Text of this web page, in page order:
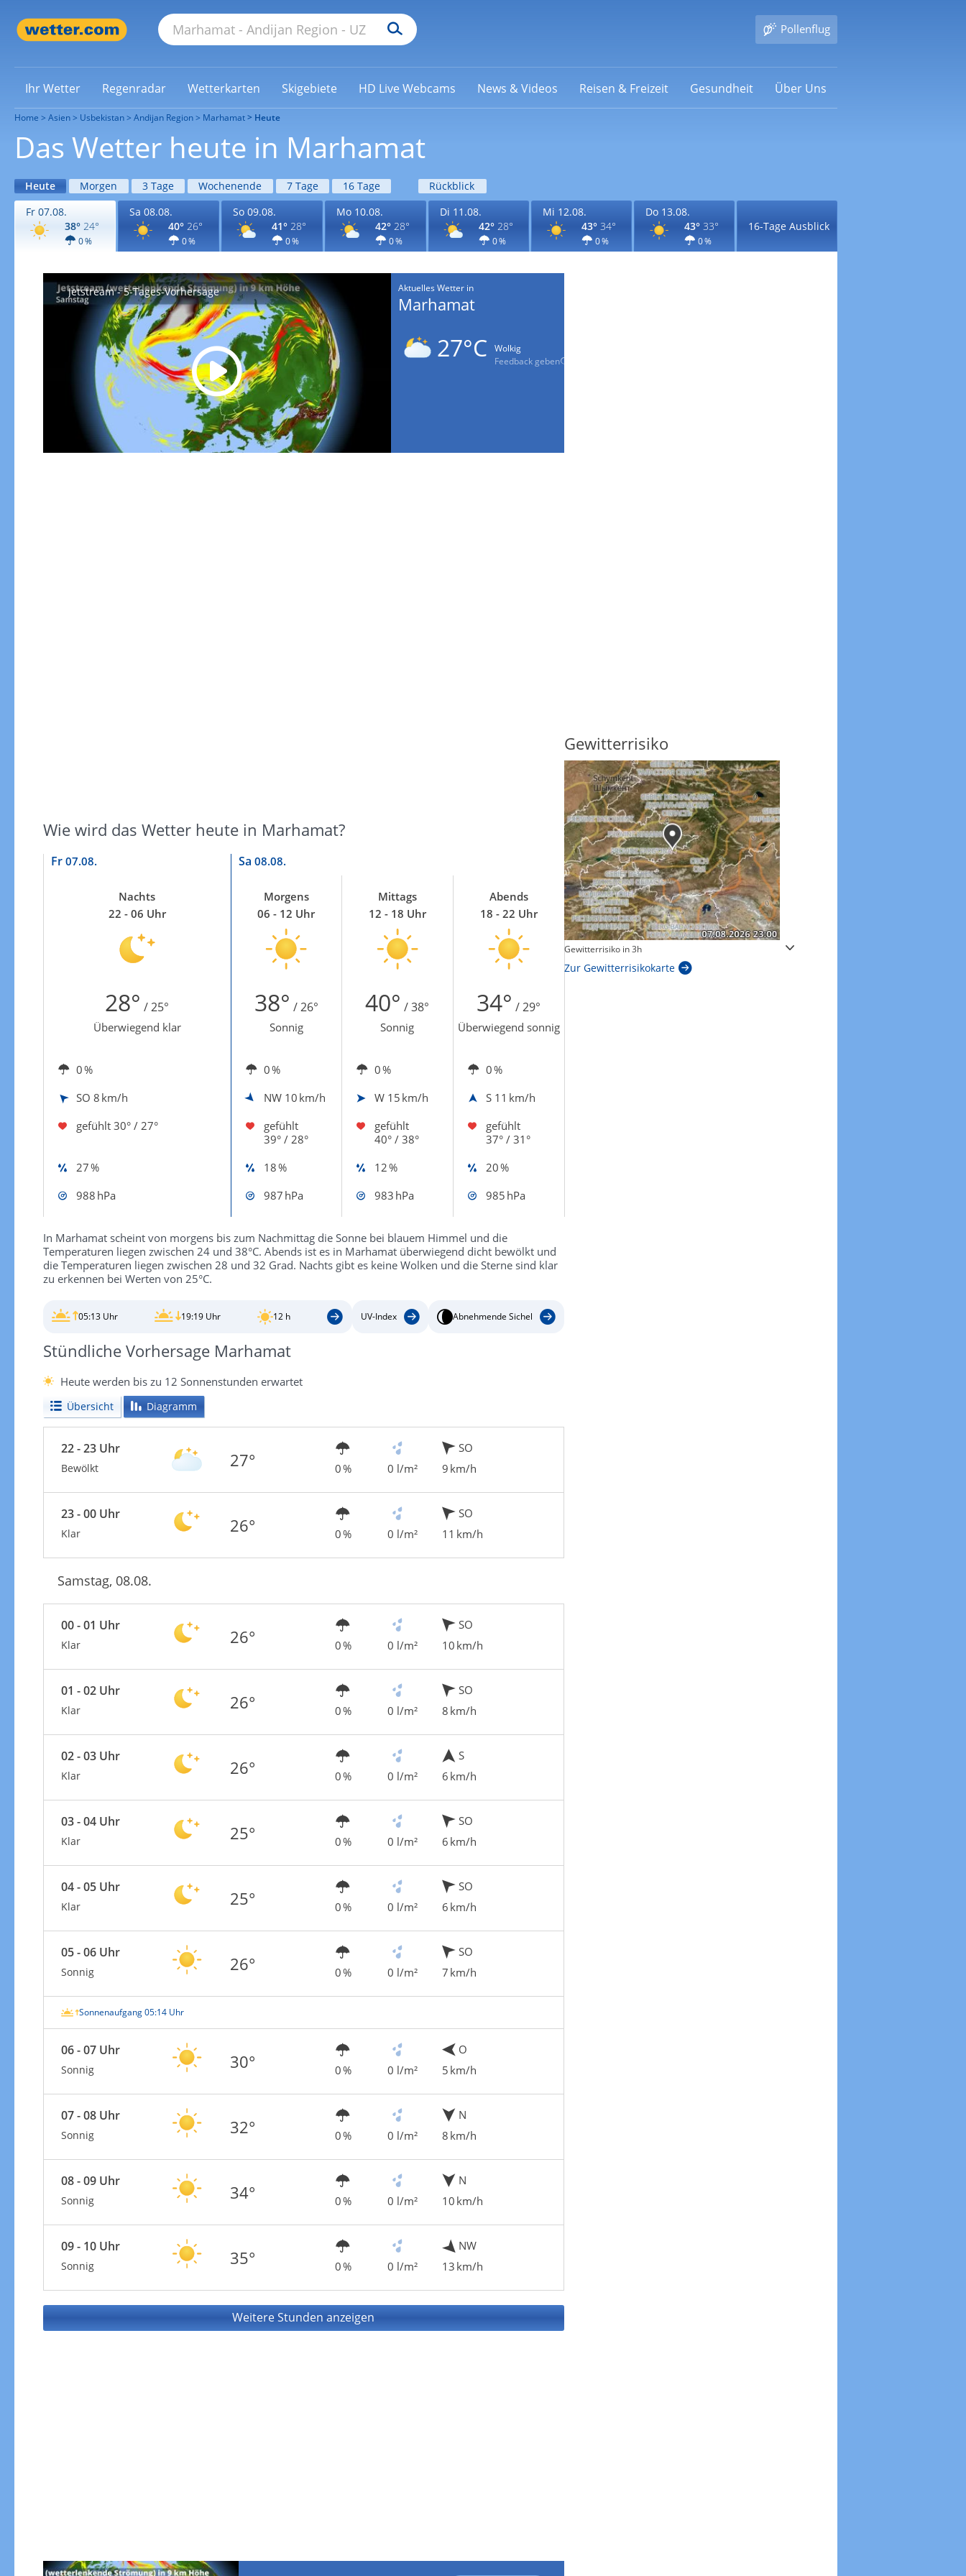
Pollenflug
Ihr Wetter Regenradar Wetterkarten Skigebiete HD Live Webcams News & Videos Reisen & Freizeit Gesundheit Über Uns
Home Asien Usbekistan Andijan Region Marhamat Heute
Das Wetter heute in Marhamat
Heute Morgen 3 Tage Wochenende 7 Tage 16 Tage
Rückblick
Fr 07.08.
38° 24°
0 %
Sa 08.08.
40° 26°
0 %
So 09.08.
41° 28°
0 %
Mo 10.08.
42° 28°
0 %
Di 11.08.
42° 28°
0 %
Mi 12.08.
43° 34°
0 %
Do 13.08.
43° 33°
0 %
16-Tage Ausblick
Jetstream - 5-Tages-Vorhersage Aktuelles Wetter in
Marhamat
27°C
Wolkig
Feedback geben
Wie wird das Wetter heute in Marhamat?
Fr 07.08. Sa 08.08.
Nachts
22 - 06 Uhr
Morgens
06 - 12 Uhr
Mittags
12 - 18 Uhr
Abends
18 - 22 Uhr
28° / 25° 38° / 26° 40° / 38° 34° / 29°
Überwiegend klar Sonnig Sonnig Überwiegend sonnig
0 % 0 % 0 %
0 %
SO 8 km/h NW 10 km/h W 15 km/h S 11 km/h
gefühlt 30° / 27°
gefühlt
39° / 28°
gefühlt
40° / 38°
gefühlt
37° / 31°
27 %
18 % 12 %
20 %
988 hPa
987 hPa 983 hPa 985 hPa
In Marhamat scheint von morgens bis zum Nachmittag die Sonne bei blauem Himmel und die
Temperaturen liegen zwischen 24 und 38°C. Abends ist es in Marhamat überwiegend dicht bewölkt und
die Temperaturen liegen zwischen 28 und 32 Grad. Nachts gibt es keine Wolken und die Sterne sind klar
zu erkennen bei Werten von 25°C.
05:13 Uhr 19:19 Uhr 12 h UV-Index Abnehmende Sichel
Stündliche Vorhersage Marhamat
Heute werden bis zu 12 Sonnenstunden erwartet
Übersicht Diagramm
22 - 23 Uhr
Bewölkt 27° 0 % 0 l/m²
SO
9 km/h
23 - 00 Uhr
Klar 26° 0 % 0 l/m²
SO
11 km/h
Samstag, 08.08.
00 - 01 Uhr
Klar 26° 0 % 0 l/m²
SO
10 km/h
01 - 02 Uhr
Klar 26° 0 % 0 l/m²
SO
8 km/h
02 - 03 Uhr
Klar 26° 0 % 0 l/m²
S
6 km/h
03 - 04 Uhr
Klar 25° 0 % 0 l/m²
SO
6 km/h
04 - 05 Uhr
Klar 25° 0 % 0 l/m²
SO
6 km/h
05 - 06 Uhr
Sonnig 26° 0 % 0 l/m²
SO
7 km/h
Sonnenaufgang 05:14 Uhr
06 - 07 Uhr
Sonnig 30° 0 % 0 l/m²
O
5 km/h
07 - 08 Uhr
Sonnig 32° 0 % 0 l/m²
N
8 km/h
08 - 09 Uhr
Sonnig 34° 0 % 0 l/m²
N
10 km/h
09 - 10 Uhr
Sonnig 35° 0 % 0 l/m²
NW
13 km/h
Weitere Stunden anzeigen
Windgeschwindigkeiten in 3h
Zur Windgeschwindigkeitenkarte
Sonnenschein heute
Zur Sonnenscheindauerkarte
Gewitterrisiko
Gewitterrisiko in 3h
Zur Gewitterrisikokarte
Windböen heute